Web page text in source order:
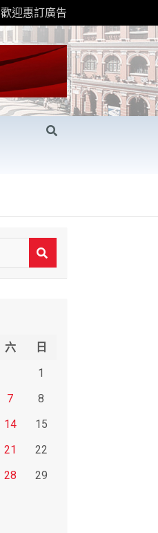
歡迎惠訂廣告
六
日
1
7
8
14
15
21
22
28
29